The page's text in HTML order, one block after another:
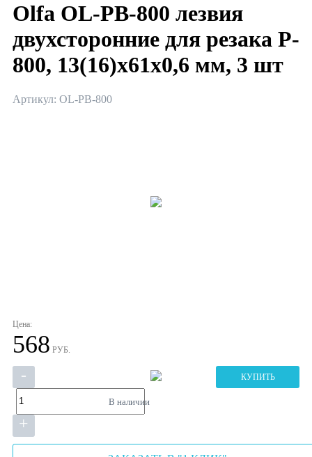
Olfa OL-PB-800 лезвия
двухсторонние для резака P-
800, 13(16)х61х0,6 мм, 3 шт
Артикул: OL-PB-800
Цена:
568 РУБ.
-
+
КУПИТЬ
В наличии